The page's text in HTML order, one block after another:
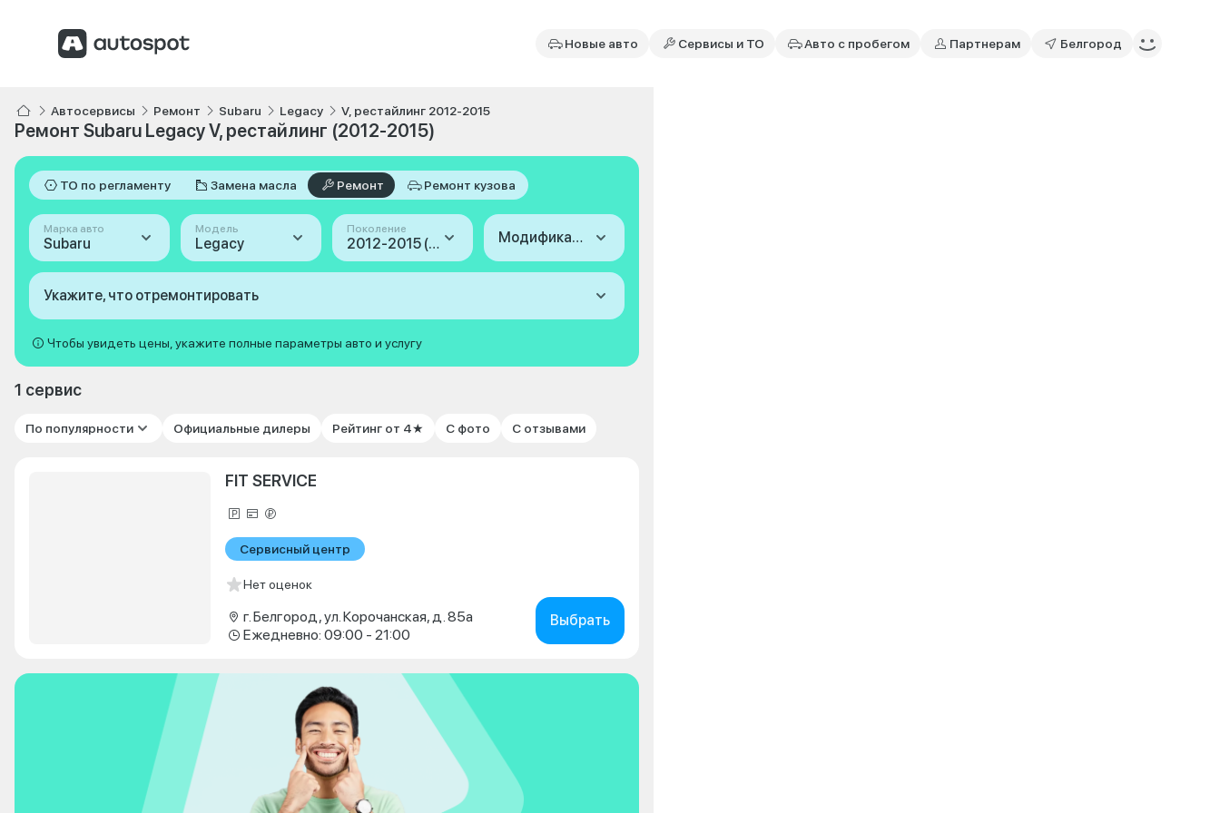
Новые авто Сервисы и ТО Авто с пробегом Партнерам Белгород
Автосервисы Ремонт Subaru Legacy V, рестайлинг 2012-2015
Ремонт Subaru Legacy V, рестайлинг (2012-2015)
ТО по регламенту Замена масла Ремонт Ремонт кузова
Марка авто
Subaru
Модель
Legacy
Поколение
2012-2015 (V, рестайлинг) Модификация
Укажите, что отремонтировать
Чтобы увидеть цены, укажите полные параметры авто и услугу
1 сервис
По популярности Официальные дилеры Рейтинг от 4★ С фото С отзывами
FIT SERVICE
Сервисный центр
Нет оценок
г. Белгород, ул. Корочанская, д. 85а
Ежедневно: 09:00 - 21:00
Выбрать